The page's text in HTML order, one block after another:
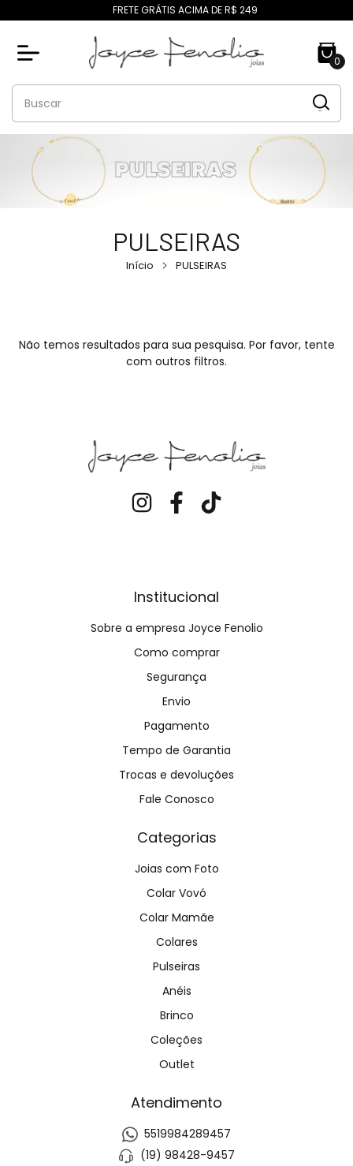
FRETE GRÁTIS ACIMA DE R$ 249
0
PULSEIRAS
Início PULSEIRAS
Não temos resultados para sua pesquisa. Por favor, tente
com outros filtros.
Institucional
Sobre a empresa Joyce Fenolio
Como comprar
Segurança
Envio
Pagamento
Tempo de Garantia
Trocas e devoluções
Fale Conosco
Categorias
Joias com Foto
Colar Vovó
Colar Mamãe
Colares
Pulseiras
Anéis
Brinco
Coleções
Outlet
Atendimento
5519984289457
(19) 98428-9457